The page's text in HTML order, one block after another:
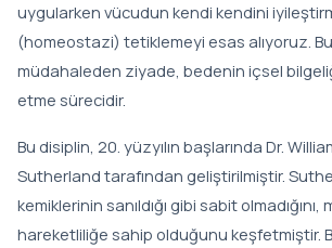
uygularken vücudun kendi kendini
(homeostazi) tetiklemeyi esas alıyoruz.
müdahaleden ziyade, bedenin içsel
etme sürecidir.
Bu disiplin, 20. yüzyılın başlarında Dr.
Sutherland tarafından geliştirilmiştir.
kemiklerinin sanıldığı gibi sabit
hareketliliğe sahip olduğunu keşfetmiştir.